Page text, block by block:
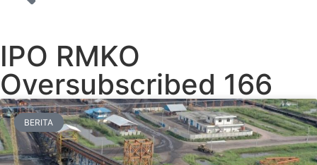
IPO RMKO
Oversubscribed 166
BERITA